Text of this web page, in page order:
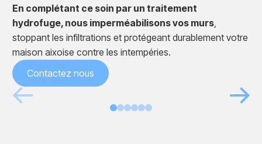
Avant Après
En complétant ce soin par un traitement
hydrofuge, nous imperméabilisons vos murs,
stoppant les infiltrations et protégeant durablement votre
maison aixoise contre les intempéries.
Contactez nous